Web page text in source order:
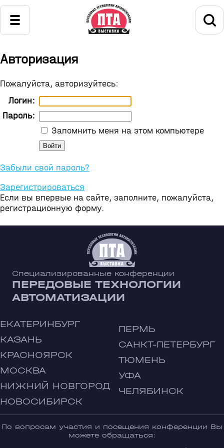
Авторизация
Пожалуйста, авторизуйтесь:
Логин:
Пароль:
Запомнить меня на этом компьютере
Забыли свой пароль?
Зарегистрироваться
Если вы впервые на сайте, заполните, пожалуйста,
регистрационную форму.
Специализированные конференции
ПЕРЕДОВЫЕ ТЕХНОЛОГИИ
АВТОМАТИЗАЦИИ
ЕКАТЕРИНБУРГ
КАЗАНЬ
КРАСНОЯРСК
МОСКВА
НИЖНИЙ НОВГОРОД
НОВОСИБИРСК
ПЕРМЬ
САНКТ-ПЕТЕРБУРГ
ТЮМЕНЬ
УФА
ЧЕЛЯБИНСК
По вопросам участия и посещения конференции Вы
можете обращаться: